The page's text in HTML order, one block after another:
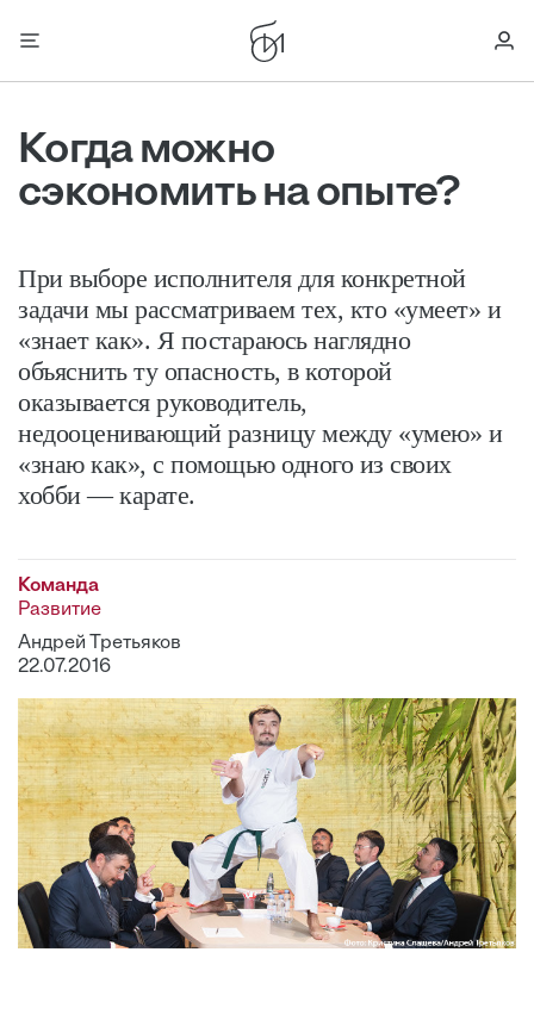
Когда можно
сэкономить на опыте?
При выборе исполнителя для конкретной
задачи мы рассматриваем тех, кто «умеет» и
«знает как». Я постараюсь наглядно
объяснить ту опасность, в которой
оказывается руководитель,
недооценивающий разницу между «умею» и
«знаю как», с помощью одного из своих
хобби — карате.
Команда
Развитие
Андрей Третьяков
22.07.2016